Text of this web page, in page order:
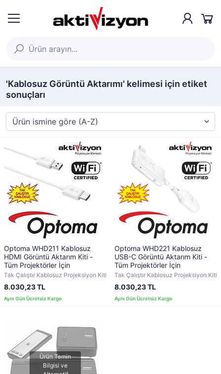
'Kablosuz Görüntü Aktarımı' kelimesi için etiket
sonuçları
Optoma WHD211 Kablosuz
HDMI Görüntü Aktarım Kiti -
Tüm Projektörler İçin
Tak Çalıştır Kablosuz Projeksiyon Kiti
8.030,23 TL
Optoma WHD221 Kablosuz
USB-C Görüntü Aktarım Kiti -
Tüm Projektörler İçin
Tak Çalıştır Kablosuz Projeksiyon Kiti
8.030,23 TL